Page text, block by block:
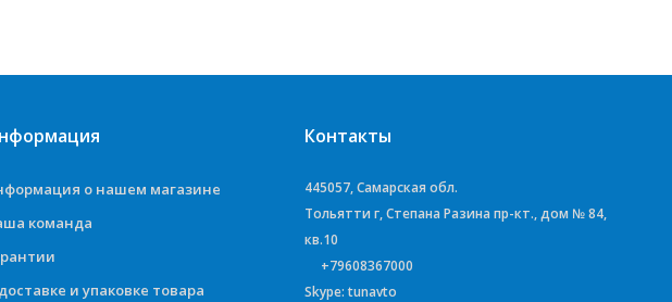
о нашем магазине
команда
и упаковке товара
Контакты
445057, Самарская обл.
Тольятти г, Степана Разина пр-кт., дом № 84,
кв.10
+79608367000
Skype: tunavto